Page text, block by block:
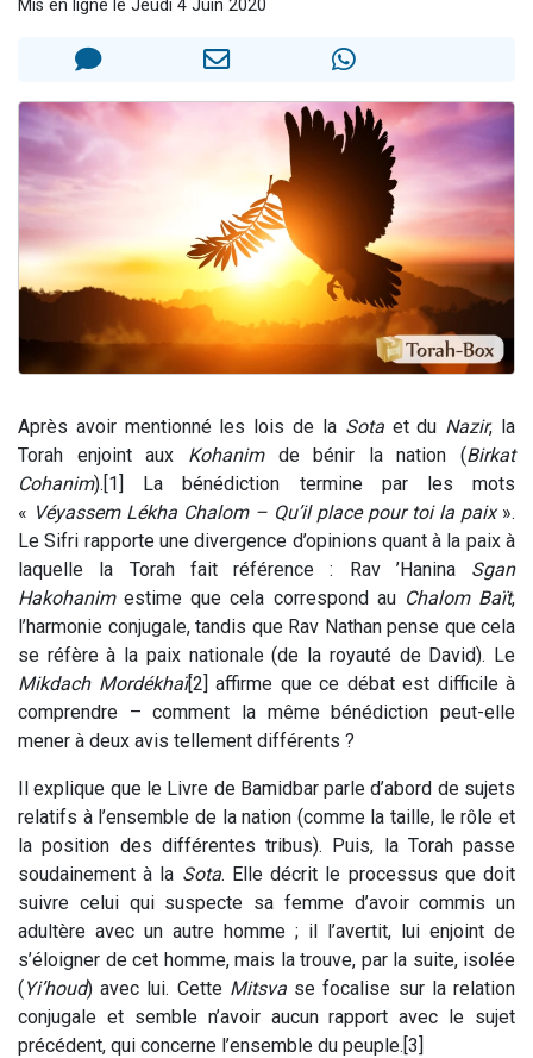
Eva vient de donner son Maasser
Eli vient de donner son Maasser
Mis en ligne le Jeudi 4 Juin 2020
Après avoir mentionné les lois de la Sotaet du Nazir, la
Torah enjoint aux Kohanimde bénir la nation (Birkat
Cohanim).[1] La bénédiction termine par les mots
« Véyassem Lékha Chalom – Qu’il place pour toi la paix».
Le Sifri rapporte une divergence d’opinions quant à la paix à
laquelle la Torah fait référence : Rav ’Hanina Sgan
Hakohanimestime que cela correspond au Chalom Baït,
l’harmonie conjugale, tandis que Rav Nathan pense que cela
se réfère à la paix nationale (de la royauté de David). Le
Mikdach Mordékhaï[2] affirme que ce débat est difficile à
comprendre – comment la même bénédiction peut-elle
mener à deux avis tellement différents ?
Il explique que le Livre de Bamidbar parle d’abord de sujets
relatifs à l’ensemble de la nation (comme la taille, le rôle et
la position des différentes tribus). Puis, la Torah passe
soudainement à la Sota. Elle décrit le processus que doit
suivre celui qui suspecte sa femme d’avoir commis un
adultère avec un autre homme ; il l’avertit, lui enjoint de
s’éloigner de cet homme, mais la trouve, par la suite, isolée
(Yi’houd) avec lui. Cette Mitsvase focalise sur la relation
conjugale et semble n’avoir aucun rapport avec le sujet
précédent, qui concerne l’ensemble du peuple.[3]